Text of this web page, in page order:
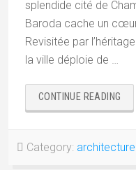
splendide cité de
Baroda cache un
Revisitée par
la ville déploie de …
CONTINUE READING
Category: